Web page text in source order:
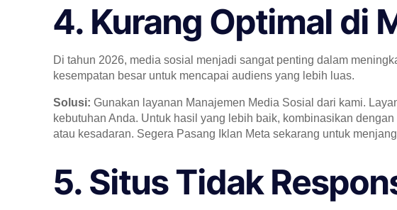
4. Kurang Optimal di
Di tahun 2026, media sosial menjadi sangat penting dalam
kesempatan besar untuk mencapai audiens yang lebih luas.
Solusi: Gunakan layanan Manajemen Media Sosial dari kami.
kebutuhan Anda. Untuk hasil yang lebih baik, kombinasikan
atau kesadaran. Segera Pasang Iklan Meta sekarang untuk
5. Situs Tidak